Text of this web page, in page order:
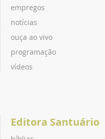
empregos
notícias
ouça ao vivo
programação
vídeos
Editora Santuário